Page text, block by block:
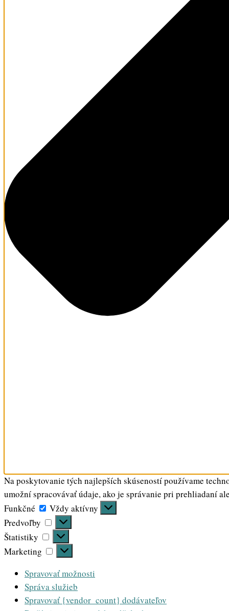
Na poskytovanie tých najlepších skúseností používame
umožní spracovávať údaje, ako je správanie pri prehliadaní
Funkčné
Funkčné
Vždy aktívny
Predvoľby
Predvoľby
Štatistiky
Štatistiky
Marketing
Marketing
Spravovať možnosti
Správa služieb
Spravovať {vendor_count} dodávateľov